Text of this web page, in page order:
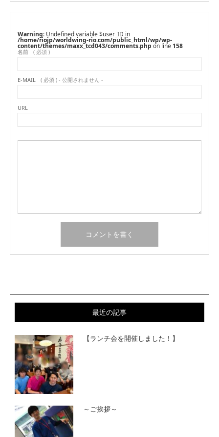
Warning : Undefined variable $user_ID in
/home/riojp/worldwing-rio.com/public_html/wp/wp-
content/themes/maxx_tcd043/comments.php on line 158
名前 ( 必須 )
E-MAIL ( 必須 ) - 公開されません -
URL
最近の記事
【ランチ会を開催しました！】
～ご挨拶～